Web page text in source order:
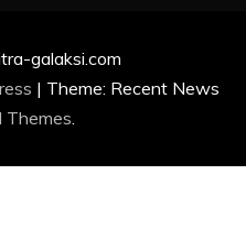
galaksi.com
| Theme: Recent News
Themes